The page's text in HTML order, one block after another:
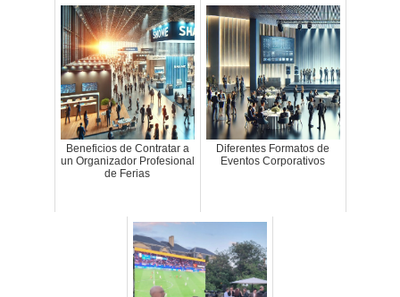
Beneficios de Contratar a
un Organizador Profesional
de Ferias
Diferentes Formatos de
Eventos Corporativos